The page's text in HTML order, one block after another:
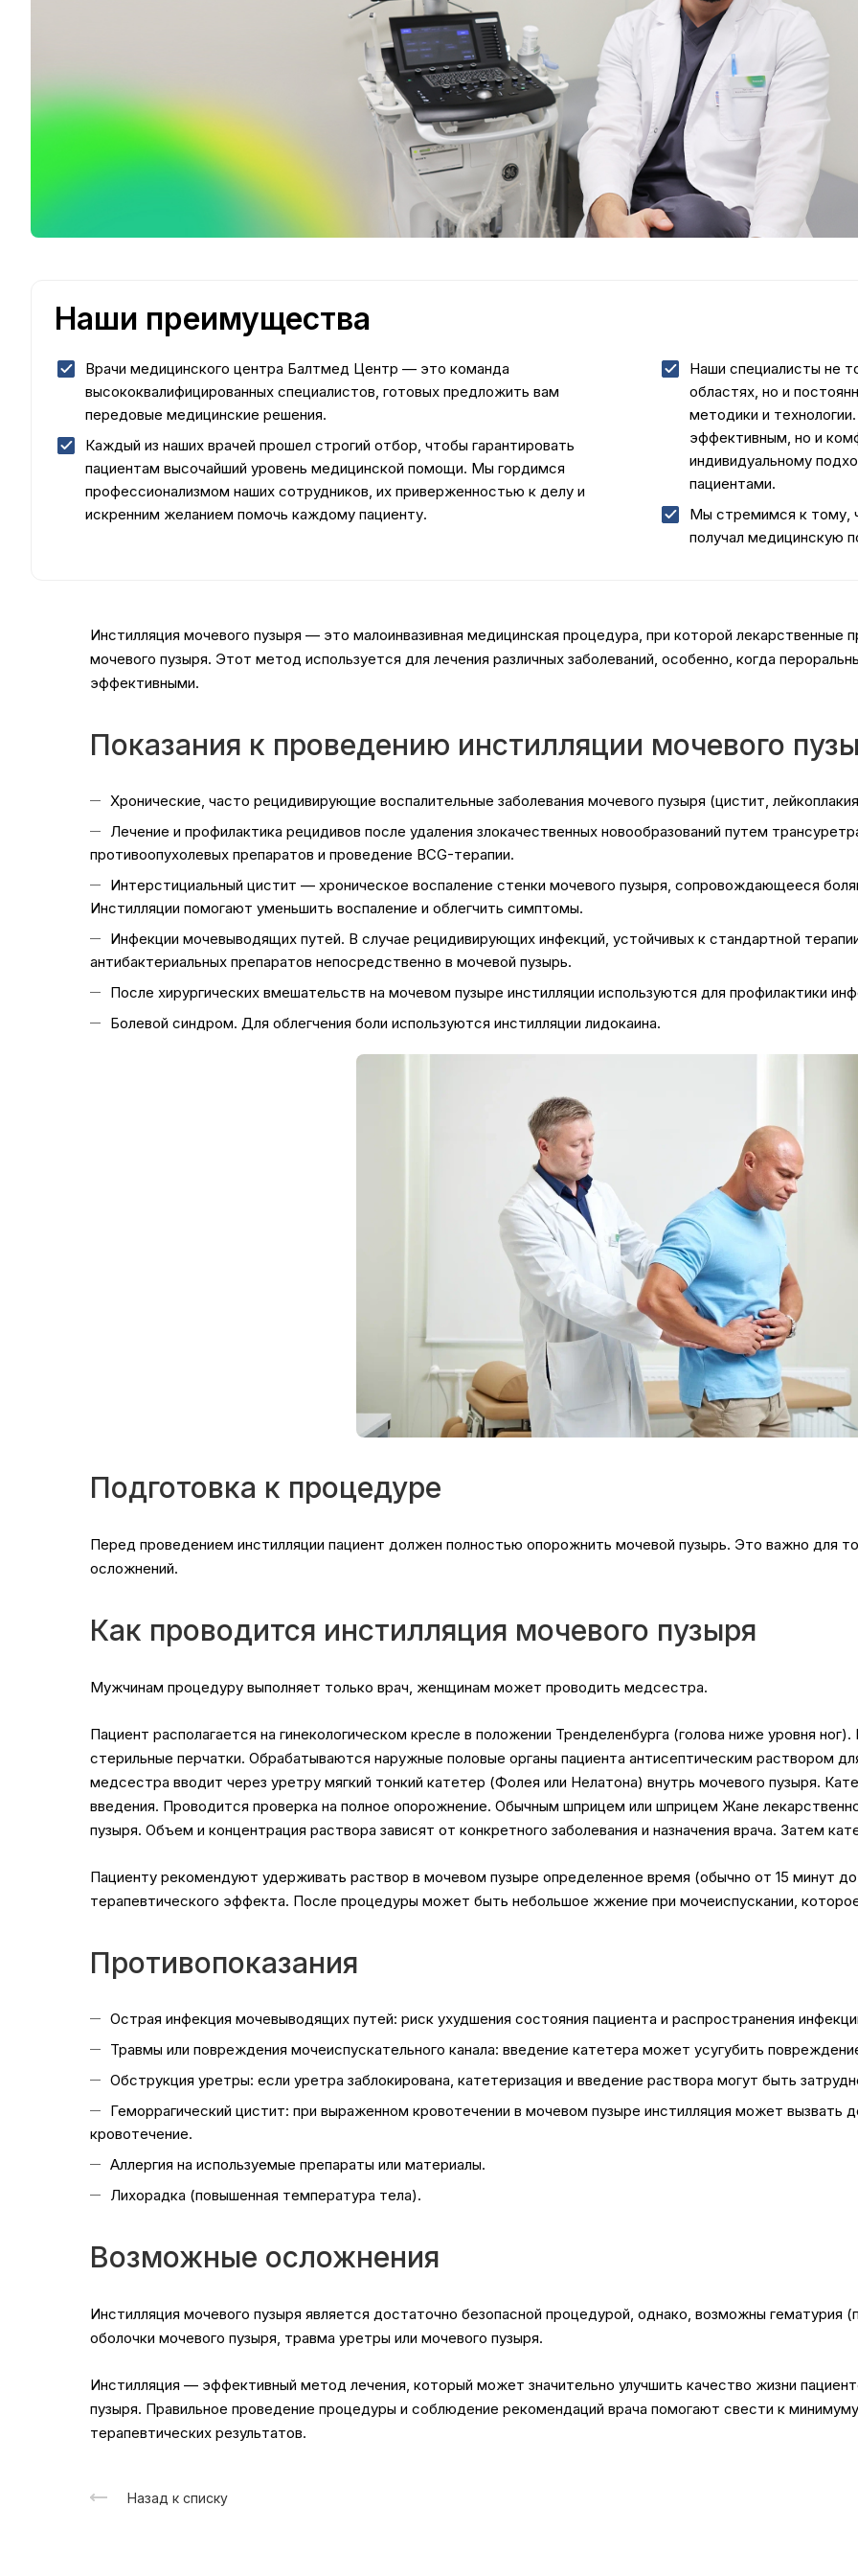
Наши преимущества
Врачи медицинского центра Балтмед Центр — это команда
высококвалифицированных специалистов, готовых предложить вам
передовые медицинские решения.
Каждый из наших врачей прошел строгий отбор, чтобы гарантировать
пациентам высочайший уровень медицинской помощи. Мы гордимся
профессионализмом наших сотрудников, их приверженностью к делу и
искренним желанием помочь каждому пациенту.
Наши специалисты не
областях, но и
методики и
эффективным, но и
индивидуальному
пациентами.
Мы стремимся к тому,
получал медицинскую
Инстилляция мочевого пузыря — это малоинвазивная медицинская процедура, при которой лекарственные
мочевого пузыря. Этот метод используется для лечения различных заболеваний, особенно, когда
эффективными.
Показания к проведению инстилляции мочевого
Хронические, часто рецидивирующие воспалительные заболевания мочевого пузыря (цистит,
Лечение и профилактика рецидивов после удаления злокачественных новообразований путем
противоопухолевых препаратов и проведение BCG-терапии.
Интерстициальный цистит — хроническое воспаление стенки мочевого пузыря, сопровождающееся
Инстилляции помогают уменьшить воспаление и облегчить симптомы.
Инфекции мочевыводящих путей. В случае рецидивирующих инфекций, устойчивых к стандартной
антибактериальных препаратов непосредственно в мочевой пузырь.
После хирургических вмешательств на мочевом пузыре инстилляции используются для профилактики
Болевой синдром. Для облегчения боли используются инстилляции лидокаина.
Подготовка к процедуре
Перед проведением инстилляции пациент должен полностью опорожнить мочевой пузырь. Это важно для
осложнений.
Как проводится инстилляция мочевого пузыря
Мужчинам процедуру выполняет только врач, женщинам может проводить медсестра.
Пациент располагается на гинекологическом кресле в положении Тренделенбурга (голова ниже уровня
стерильные перчатки. Обрабатываются наружные половые органы пациента антисептическим раствором
медсестра вводит через уретру мягкий тонкий катетер (Фолея или Нелатона) внутрь мочевого пузыря.
введения. Проводится проверка на полное опорожнение. Обычным шприцем или шприцем Жане
пузыря. Объем и концентрация раствора зависят от конкретного заболевания и назначения врача. Затем
Пациенту рекомендуют удерживать раствор в мочевом пузыре определенное время (обычно от 15 минут
терапевтического эффекта. После процедуры может быть небольшое жжение при мочеиспускании,
Противопоказания
Острая инфекция мочевыводящих путей: риск ухудшения состояния пациента и распространения
Травмы или повреждения мочеиспускательного канала: введение катетера может усугубить
Обструкция уретры: если уретра заблокирована, катетеризация и введение раствора могут быть
Геморрагический цистит: при выраженном кровотечении в мочевом пузыре инстилляция может вызвать
кровотечение.
Аллергия на используемые препараты или материалы.
Лихорадка (повышенная температура тела).
Возможные осложнения
Инстилляция мочевого пузыря является достаточно безопасной процедурой, однако, возможны гематурия
оболочки мочевого пузыря, травма уретры или мочевого пузыря.
Инстилляция — эффективный метод лечения, который может значительно улучшить качество жизни
пузыря. Правильное проведение процедуры и соблюдение рекомендаций врача помогают свести к
терапевтических результатов.
Назад к списку